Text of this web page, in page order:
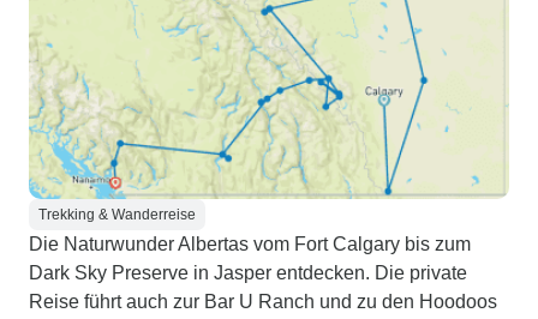
Trekking & Wanderreise
Die Naturwunder Albertas vom Fort Calgary bis zum
Dark Sky Preserve in Jasper entdecken. Die private
Reise führt auch zur Bar U Ranch und zu den Hoodoos